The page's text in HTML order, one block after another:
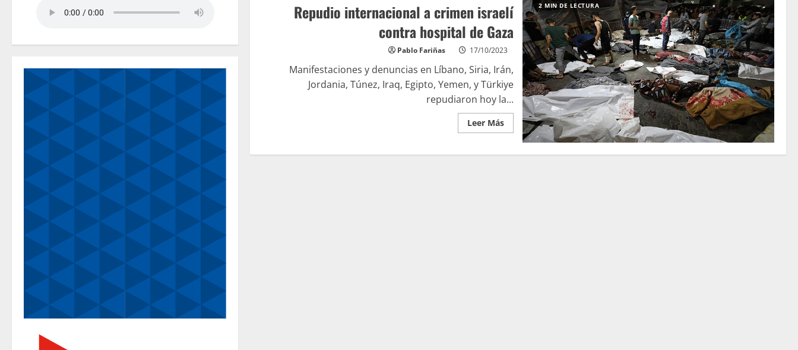
2 MIN DE LECTURA
Repudio internacional a crimen israelí
contra hospital de Gaza
Pablo Fariñas 17/10/2023
Manifestaciones y denuncias en Líbano, Siria, Irán,
Jordania, Túnez, Iraq, Egipto, Yemen, y Türkiye
repudiaron hoy la...
Leer Más